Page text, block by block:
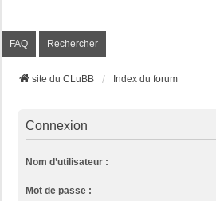
FAQ Rechercher
site du CLuBB Index du forum
Connexion
Nom d’utilisateur :
Mot de passe :